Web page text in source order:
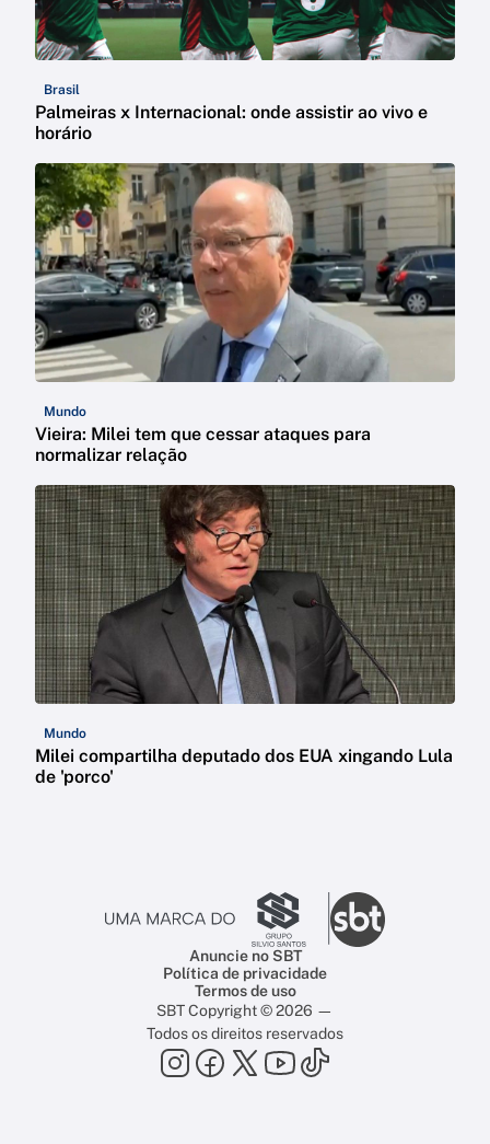
Brasil
Palmeiras x Internacional: onde assistir ao vivo e
horário
Mundo
Vieira: Milei tem que cessar ataques para
normalizar relação
Mundo
Milei compartilha deputado dos EUA xingando Lula
de 'porco'
Anuncie no SBT
Política de privacidade
Termos de uso
SBT Copyright © 2026 —
Todos os direitos reservados